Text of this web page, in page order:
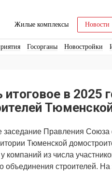
Жилые комплексы Новости
Госорганы Новостройки
в 2025
заседание Правления
Тюменской
у компаний из числа
объединения строителей. На